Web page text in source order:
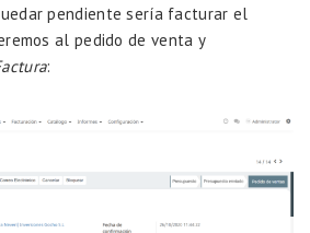
pendiente sería facturar el
al pedido de venta y
: